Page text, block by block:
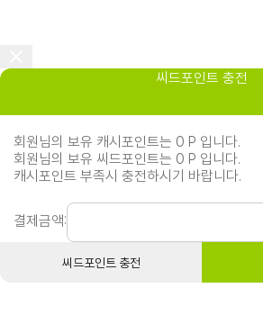
씨드포인트 충전
회원님의 보유 캐시포인트는 0 P 입니다.
회원님의 보유 씨드포인트는 0 P 입니다.
캐시포인트 부족시 충전하시기 바랍니다.
결제금액:
씨드포인트 충전